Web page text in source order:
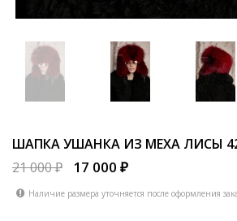
ШАПКА УШАНКА ИЗ МЕХА ЛИСЫ
21 000 ₽
17 000 ₽
Наличие размера уточняется после оформления